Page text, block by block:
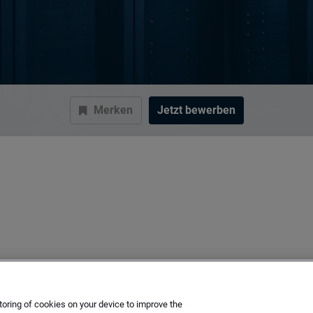
Merken Jetzt bewerben
of cookies on your device to improve the